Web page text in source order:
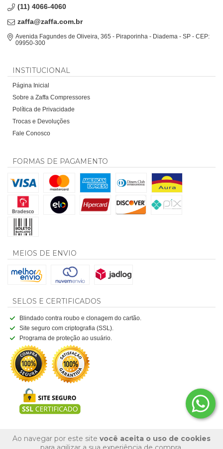
Ao navegar por este site você aceita o uso de cookies
(11) 4066-4060
zaffa@zaffa.com.br
Avenida Fagundes de Oliveira, 365 - Piraporinha - Diadema - SP - CEP:
09950-300
INSTITUCIONAL
Página Inicial
Sobre a Zaffa Compressores
Política de Privacidade
Trocas e Devoluções
Fale Conosco
FORMAS DE PAGAMENTO
MEIOS DE ENVIO
SELOS E CERTIFICADOS
Blindado contra roubo e clonagem do cartão.
Site seguro com criptografia (SSL).
Programa de proteção ao usuário.